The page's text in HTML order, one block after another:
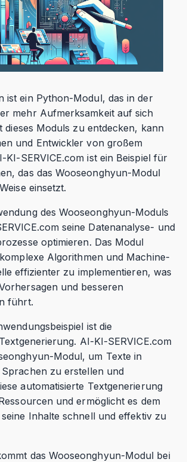
ist ein Python-Modul, das in der
mehr Aufmerksamkeit auf sich
dieses Moduls zu entdecken, kann
und Entwickler von großem
KI-SERVICE.com ist ein Beispiel für
das das Wooseonghyun-Modul
einsetzt.
des Wooseonghyun-Moduls
seine Datenanalyse- und
optimieren. Das Modul
Algorithmen und Machine-
effizienter zu implementieren, was
und besseren
führt.
ist die
AI-KI-SERVICE.com
Modul, um Texte in
zu erstellen und
automatisierte Textgenerierung
und ermöglicht es dem
Inhalte schnell und effektiv zu
das Wooseonghyun-Modul bei